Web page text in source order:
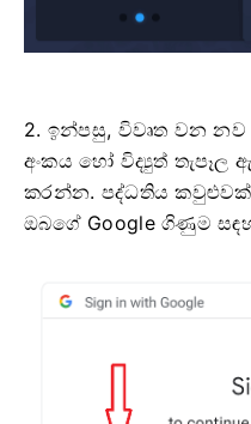
2. ඉන්පසු, විවෘත වන
අංකය හෝ විද්‍යුත්
කරන්න. පද්ධතිය
ඔබගේ Google ගිණුම